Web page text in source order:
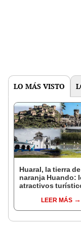
LO MÁS VISTO
Huaral, la tierra
naranja Huando:
atractivos
LEER MÁS